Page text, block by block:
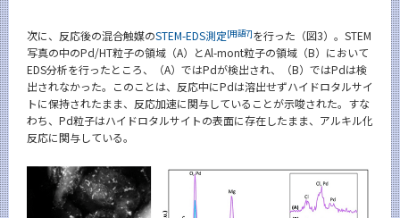
次に、反応後の混合触媒のSTEM-EDS測定[用語7]を行った（図3）。STEM
写真の中のPd/HT粒子の領域（A）とAl-mont粒子の領域（B）において
EDS分析を行ったところ、（A）ではPdが検出され、（B）ではPdは検
出されなかった。このことは、反応中にPdは溶出せずハイドロタルサイ
トに保持されたまま、反応加速に関与していることが示唆された。すな
わち、Pd粒子はハイドロタルサイトの表面に存在したまま、アルキル化
反応に関与している。